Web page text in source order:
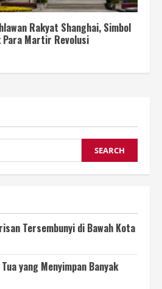
Rakyat Shanghai, Simbol
Martir Revolusi
SEARCH
Tersembunyi di Bawah Kota
yang Menyimpan Banyak